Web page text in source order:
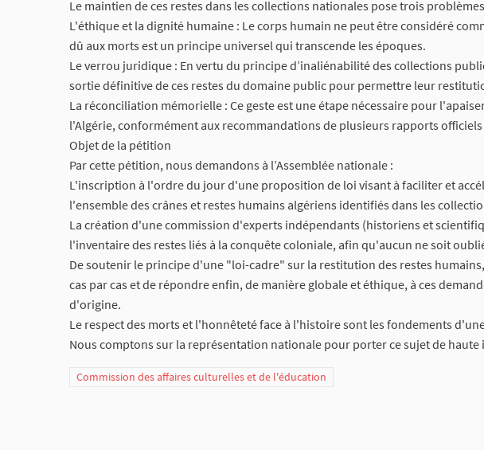
​Le maintien de ces restes dans les collections nationales pose trois
​L'éthique et la dignité humaine : Le corps humain ne peut être considéré
dû aux morts est un principe universel qui transcende les époques.
​Le verrou juridique : En vertu du principe d’inaliénabilité des collections
sortie définitive de ces restes du domaine public pour permettre leur
​La réconciliation mémorielle : Ce geste est une étape nécessaire pour
l'Algérie, conformément aux recommandations de plusieurs rapports officiels
​Objet de la pétition
​Par cette pétition, nous demandons à l’Assemblée nationale :
​L'inscription à l'ordre du jour d'une proposition de loi visant à faciliter et
l'ensemble des crânes et restes humains algériens identifiés dans les
​La création d'une commission d'experts indépendants (historiens et
l'inventaire des restes liés à la conquête coloniale, afin qu'aucun ne soit
​De soutenir le principe d'une "loi-cadre" sur la restitution des restes
cas par cas et de répondre enfin, de manière globale et éthique, à ces
d'origine.
​Le respect des morts et l'honnêteté face à l'histoire sont les fondements
Nous comptons sur la représentation nationale pour porter ce sujet de
Commission des affaires culturelles et de l'éducation